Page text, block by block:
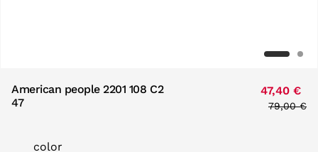
American people 2201 108 C2
47
47,40 €
Price
79,00 €
color